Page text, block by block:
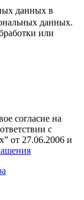
данных в
данных.
или
согласие на
с
от 27.06.2006 и